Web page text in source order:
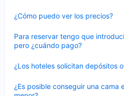
¿Cómo puedo ver los precios?
cerrado
Para reservar tengo que
pero ¿cuándo pago?
cerrado
¿Los hoteles solicitan depósitos
cerrado
¿Es posible conseguir una cama
cerrado